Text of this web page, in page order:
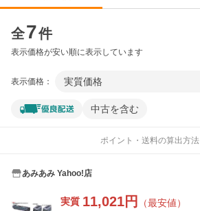
全7件
表示価格が安い順に表示しています
表示価格： 実質価格
中古を含む
ポイント・送料の算出方法
あみあみ Yahoo!店
実質 11,021円 （最安値）